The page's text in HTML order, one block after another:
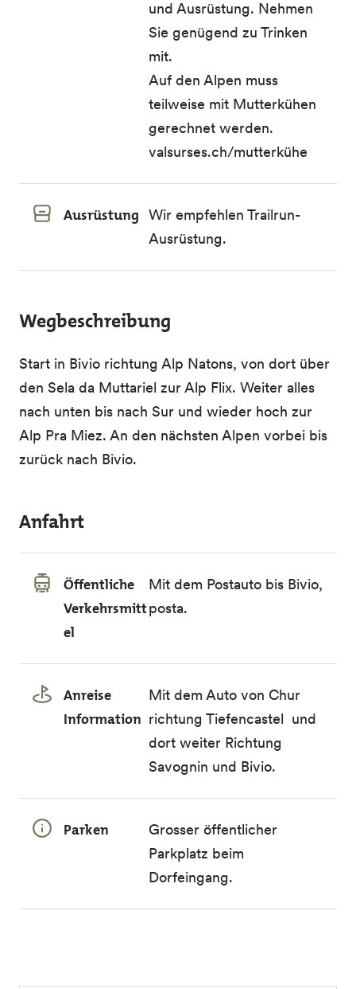
und Ausrüstung. Nehmen
Sie genügend zu Trinken
mit.
Auf den Alpen muss
teilweise mit Mutterkühen
gerechnet werden.
valsurses.ch/mutterkühe
Ausrüstung Wir empfehlen Trailrun-
Ausrüstung.
Wegbeschreibung
Start in Bivio richtung Alp Natons, von dort über
den Sela da Muttariel zur Alp Flix. Weiter alles
nach unten bis nach Sur und wieder hoch zur
Alp Pra Miez. An den nächsten Alpen vorbei bis
zurück nach Bivio.
Anfahrt
Öffentliche
Verkehrsmitt
el
Mit dem Postauto bis Bivio,
posta.
Anreise
Information
Mit dem Auto von Chur
richtung Tiefencastel und
dort weiter Richtung
Savognin und Bivio.
Parken
Grosser öffentlicher
Parkplatz beim
Dorfeingang.